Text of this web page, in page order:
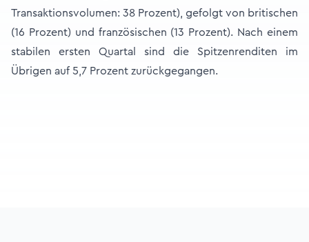
Transaktionsvolumen: 38 Prozent), gefolgt von britischen
(16 Prozent) und französischen (13 Prozent). Nach einem
stabilen ersten Quartal sind die Spitzenrenditen im
Übrigen auf 5,7 Prozent zurückgegangen.